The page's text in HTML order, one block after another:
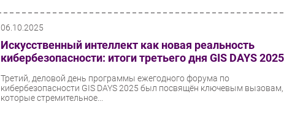
06.10.2025
Искусственный интеллект как новая реальность
кибербезопасности: итоги третьего дня GIS DAYS 2025
Третий, деловой день программы ежегодного форума по
кибербезопасности GIS DAYS 2025 был посвящён ключевым вызовам,
которые стремительное...